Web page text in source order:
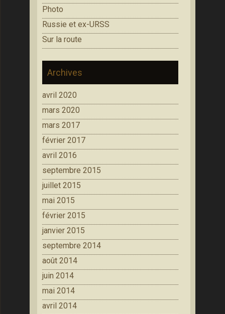
Photo
Russie et ex-URSS
Sur la route
Archives
avril 2020
mars 2020
mars 2017
février 2017
avril 2016
septembre 2015
juillet 2015
mai 2015
février 2015
janvier 2015
septembre 2014
août 2014
juin 2014
mai 2014
avril 2014